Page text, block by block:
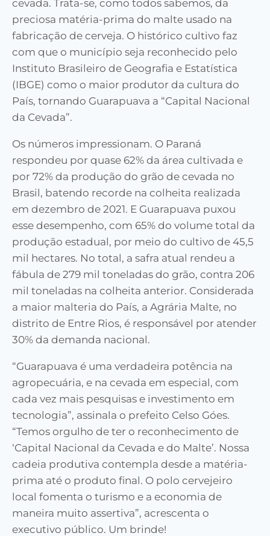
cevada. Trata-se, como todos sabemos, da
preciosa matéria-prima do malte usado na
fabricação de cerveja. O histórico cultivo faz
com que o município seja reconhecido pelo
Instituto Brasileiro de Geografia e Estatística
(IBGE) como o maior produtor da cultura do
País, tornando Guarapuava a “Capital Nacional
da Cevada”.
Os números impressionam. O Paraná
respondeu por quase 62% da área cultivada e
por 72% da produção do grão de cevada no
Brasil, batendo recorde na colheita realizada
em dezembro de 2021. E Guarapuava puxou
esse desempenho, com 65% do volume total da
produção estadual, por meio do cultivo de 45,5
mil hectares. No total, a safra atual rendeu a
fábula de 279 mil toneladas do grão, contra 206
mil toneladas na colheita anterior. Considerada
a maior malteria do País, a Agrária Malte, no
distrito de Entre Rios, é responsável por atender
30% da demanda nacional.
“Guarapuava é uma verdadeira potência na
agropecuária, e na cevada em especial, com
cada vez mais pesquisas e investimento em
tecnologia”, assinala o prefeito Celso Góes.
“Temos orgulho de ter o reconhecimento de
‘Capital Nacional da Cevada e do Malte’. Nossa
cadeia produtiva contempla desde a matéria-
prima até o produto final. O polo cervejeiro
local fomenta o turismo e a economia de
maneira muito assertiva”, acrescenta o
executivo público. Um brinde!